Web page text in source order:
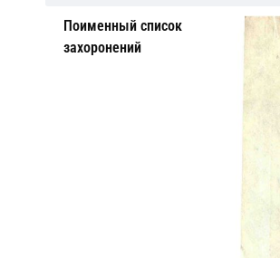
Поименный список
захоронений